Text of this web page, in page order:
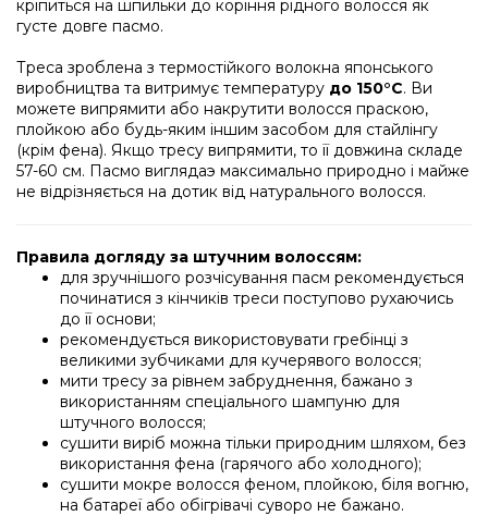
кріпиться на шпильки до коріння рідного волосся як
густе довге пасмо.
Треса зроблена з термостійкого волокна японського
виробництва та витримує температуру до 150°C. Ви
можете випрямити або накрутити волосся праскою,
плойкою або будь-яким іншим засобом для стайлінгу
(крім фена). Якщо тресу випрямити, то її довжина складе
57-60 см. Пасмо виглядаэ максимально природно і майже
не відрізняється на дотик від натурального волосся.
Правила догляду за штучним волоссям:
для зручнішого розчісування пасм рекомендується
починатися з кінчиків треси поступово рухаючись
до її основи;
рекомендується використовувати гребінці з
великими зубчиками для кучерявого волосся;
мити тресу за рівнем забруднення, бажано з
використанням спеціального шампуню для
штучного волосся;
сушити виріб можна тільки природним шляхом, без
використання фена (гарячого або холодного);
сушити мокре волосся феном, плойкою, біля вогню,
на батареї або обігрівачі суворо не бажано.